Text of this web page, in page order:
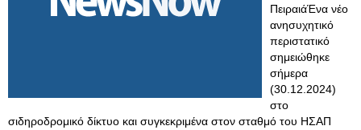
ΠειραιάΈνα νέο
ανησυχητικό
περιστατικό
σημειώθηκε
σήμερα
(30.12.2024)
στο
σιδηροδρομικό δίκτυο και συγκεκριμένα στον σταθμό του ΗΣΑΠ